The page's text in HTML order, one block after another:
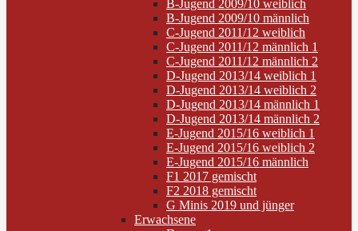
B-Jugend 2009/10 weiblich
B-Jugend 2009/10 männlich
C-Jugend 2011/12 weiblich
C-Jugend 2011/12 männlich 1
C-Jugend 2011/12 männlich 2
D-Jugend 2013/14 weiblich 1
D-Jugend 2013/14 weiblich 2
D-Jugend 2013/14 männlich 1
D-Jugend 2013/14 männlich 2
E-Jugend 2015/16 weiblich 1
E-Jugend 2015/16 weiblich 2
E-Jugend 2015/16 männlich
F1 2017 gemischt
F2 2018 gemischt
G Minis 2019 und jünger
Erwachsene